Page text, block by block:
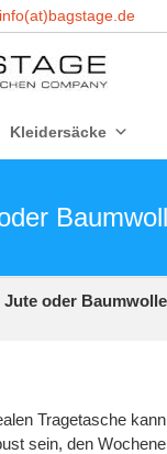
info(at)bagstage.de
Kleidersäcke
Jute oder
Tragetasche
sein, den